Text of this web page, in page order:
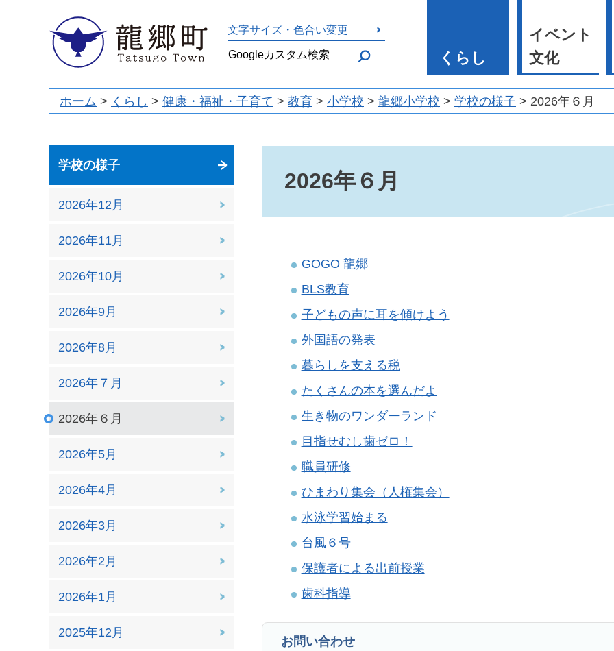
龍郷町 文字サイズ・色合い変更
くらし
イベント
文化
ホーム > くらし > 健康・福祉・子育て > 教育 > 小学校 > 龍郷小学校 > 学校の様子 > 2026年６月
学校の様子
2026年12月
2026年11月
2026年10月
2026年9月
2026年8月
2026年７月
2026年６月
2026年5月
2026年4月
2026年3月
2026年2月
2026年1月
2025年12月
2026年６月
GOGO 龍郷
BLS教育
子どもの声に耳を傾けよう
外国語の発表
暮らしを支える税
たくさんの本を選んだよ
生き物のワンダーランド
目指せむし歯ゼロ！
職員研修
ひまわり集会（人権集会）
水泳学習始まる
台風６号
保護者による出前授業
歯科指導
お問い合わせ